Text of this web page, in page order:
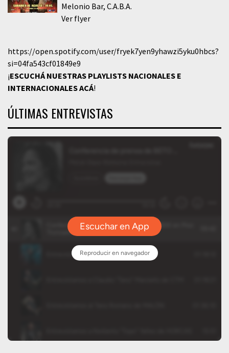
Melonio Bar C.A.B.A.
Ver flyer
https://open.spotify.com/user/fryek7yen9yhawzi5yku0hbcs?
si=04fa543cf01849e9
¡ESCUCHÁ NUESTRAS PLAYLISTS NACIONALES E
INTERNACIONALESACÁ!
ÚLTIMAS ENTREVISTAS